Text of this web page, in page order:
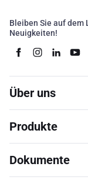
Bleiben Sie auf dem
Neuigkeiten!
Über uns
Produkte
Dokumente